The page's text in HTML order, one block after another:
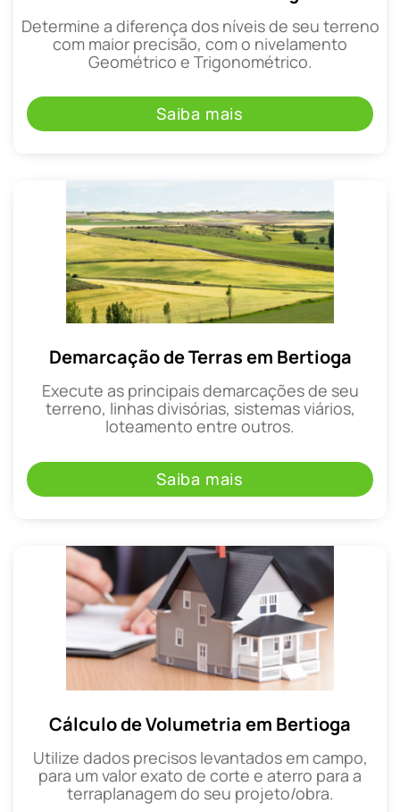
Determine a diferença dos níveis de seu terreno
com maior precisão, com o nivelamento
Geométrico e Trigonométrico.
Saiba mais
Demarcação de Terras em Bertioga
Execute as principais demarcações de seu
terreno, linhas divisórias, sistemas viários,
loteamento entre outros.
Saiba mais
Cálculo de Volumetria em Bertioga
Utilize dados precisos levantados em campo,
para um valor exato de corte e aterro para a
terraplanagem do seu projeto/obra.